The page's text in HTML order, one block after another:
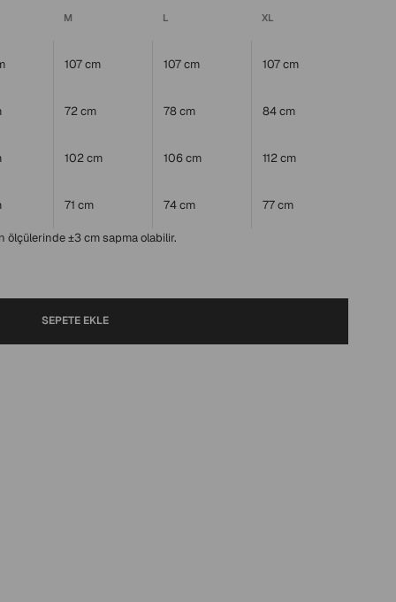
M L XL
107 cm 107 cm 107 cm
72 cm 78 cm 84 cm
102 cm 106 cm 112 cm
71 cm 74 cm 77 cm
ölçülerinde ±3 cm sapma olabilir.
SEPETE EKLE